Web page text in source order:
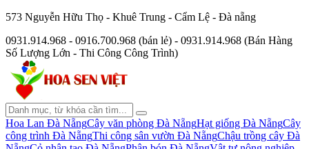
573 Nguyễn Hữu Thọ - Khuê Trung - Cẩm Lệ - Đà nẵng
0931.914.968 - 0916.700.968 (bán lẻ) - 0931.914.968 (Bán Hàng
Số Lượng Lớn - Thi Công Công Trình)
Hoa Lan Đà NẵngCây văn phòng Đà NẵngHạt giống Đà NẵngCây
công trình Đà NẵngThi công sân vườn Đà NẵngChậu trồng cây Đà